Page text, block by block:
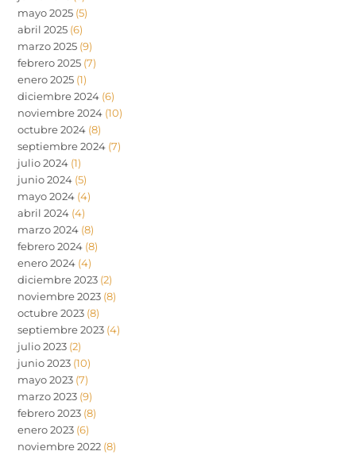
mayo 2025 (5)
abril 2025 (6)
marzo 2025 (9)
febrero 2025 (7)
enero 2025 (1)
diciembre 2024 (6)
noviembre 2024 (10)
octubre 2024 (8)
septiembre 2024 (7)
julio 2024 (1)
junio 2024 (5)
mayo 2024 (4)
abril 2024 (4)
marzo 2024 (8)
febrero 2024 (8)
enero 2024 (4)
diciembre 2023 (2)
noviembre 2023 (8)
octubre 2023 (8)
septiembre 2023 (4)
julio 2023 (2)
junio 2023 (10)
mayo 2023 (7)
marzo 2023 (9)
febrero 2023 (8)
enero 2023 (6)
noviembre 2022 (8)